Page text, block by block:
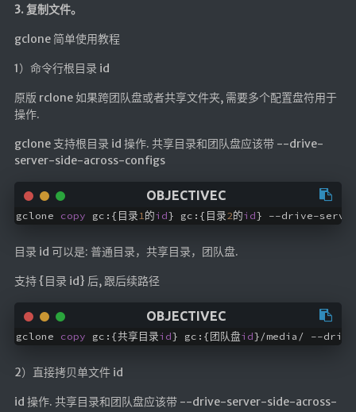
3. 复制文件。
gclone 简单使用教程
1）命令行根目录 id
原版 rclone 如果跨团队盘或者共享文件夹, 需要多个配置盘符用于
操作.
gclone 支持根目录 id 操作. 共享目录和团队盘应该带 --drive-
server-side-across-configs
gclone copy gc:{目录1 的id} gc:{目录2的id
目录 id 可以是: 普通目录，共享目录，团队盘.
支持 {目录 id} 后, 跟后续路径
gclone copy gc:{共享目录id} gc:{团队盘id
2）直接拷贝单文件 id
id 操作. 共享目录和团队盘应该带 --drive-server-side-across-